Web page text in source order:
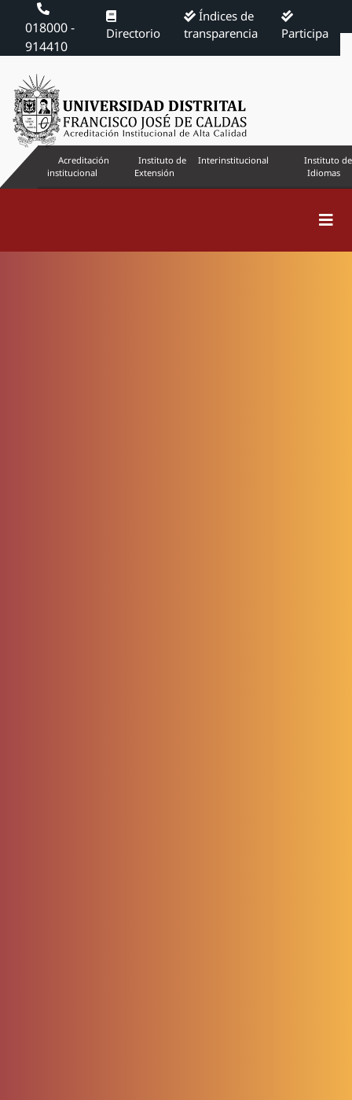
018000 -
914410
Directorio
Índices de
transparencia
Participa
Acreditación
institucional
Instituto de
Extensión
Interinstitucional
Instituto de
Idiomas